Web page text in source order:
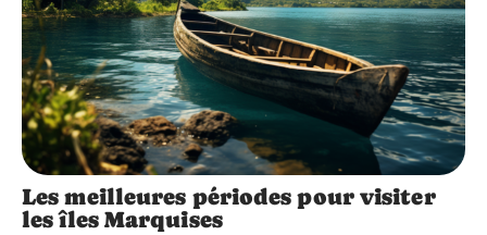
Les meilleures périodes pour visiter
les îles Marquises